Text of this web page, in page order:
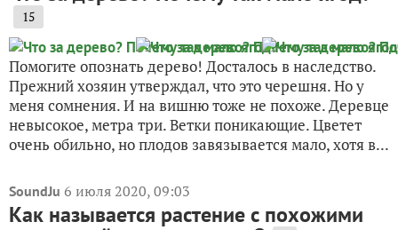
15
Помогите опознать дерево! Досталось в наследство.
Прежний хозяин утверждал, что это черешня. Но у
меня сомнения. И на вишню тоже не похоже. Деревце
невысокое, метра три. Ветки поникающие. Цветет
очень обильно, но плодов завязывается мало, хотя в...
SoundJu 6 июля 2020, 09:03
Как называется растение с похожими